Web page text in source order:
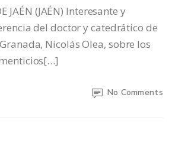
JAÉN (JAÉN) Interesante y
del doctor y catedrático de
Nicolás Olea, sobre los
No Comments